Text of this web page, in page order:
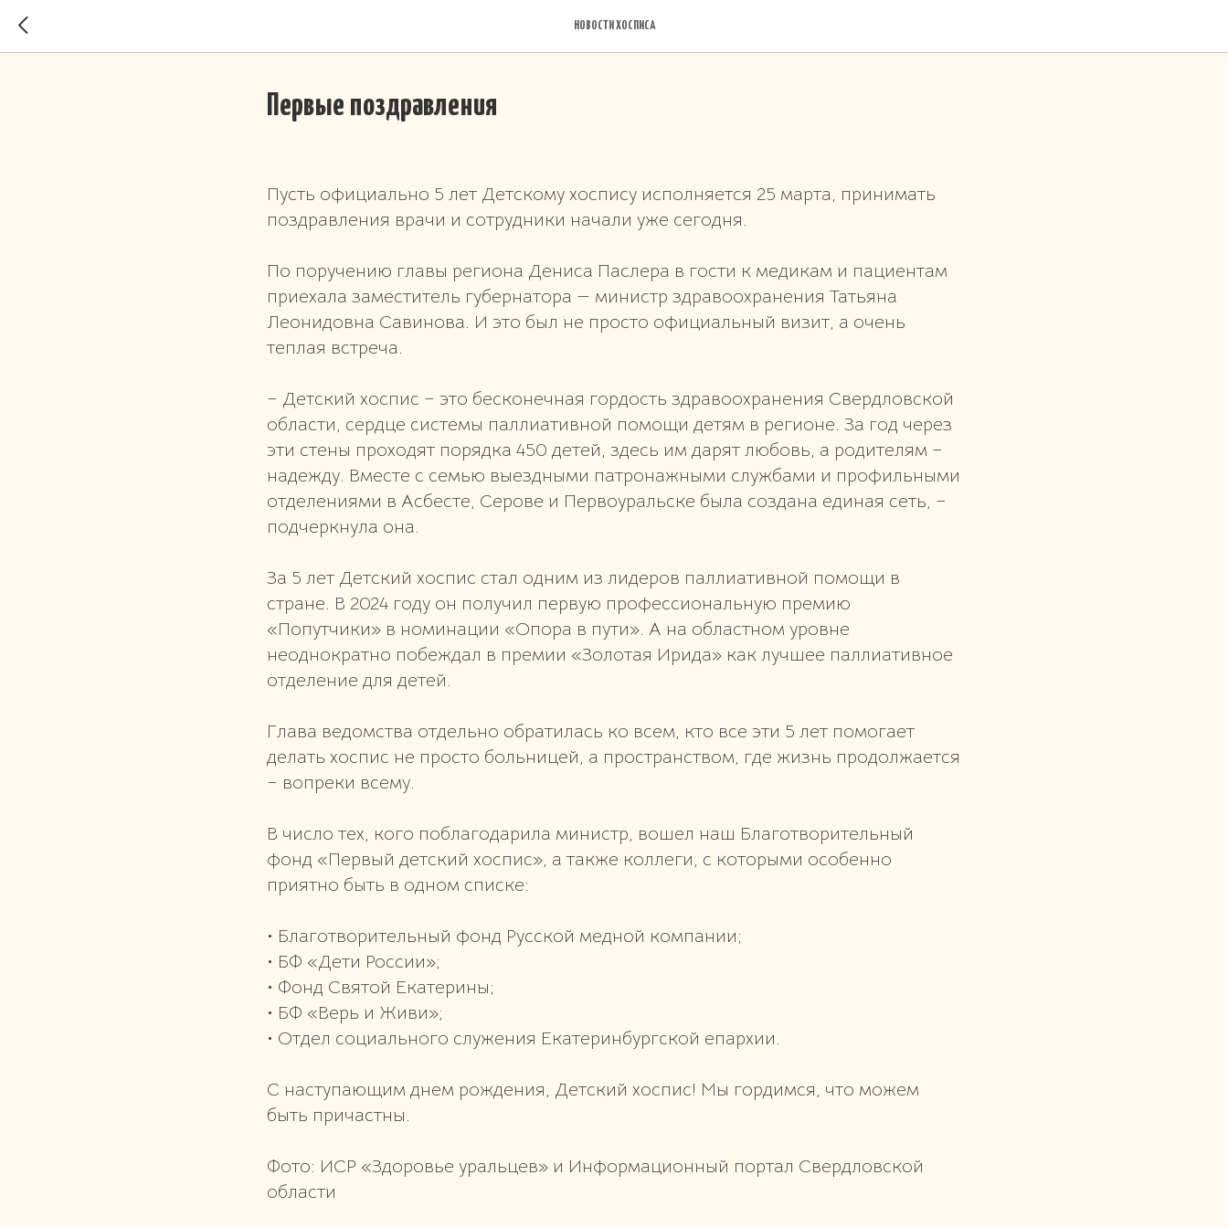
НОВОСТИ ХОСПИСА
Первые поздравления
Пусть официально 5 лет Детскому хоспису исполняется 25 марта, принимать
поздравления врачи и сотрудники начали уже сегодня.
По поручению главы региона Дениса Паслера в гости к медикам и пациентам
приехала заместитель губернатора — министр здравоохранения Татьяна
Леонидовна Савинова. И это был не просто официальный визит, а очень
теплая встреча.
– Детский хоспис – это бесконечная гордость здравоохранения Свердловской
области, сердце системы паллиативной помощи детям в регионе. За год через
эти стены проходят порядка 450 детей, здесь им дарят любовь, а родителям –
надежду. Вместе с семью выездными патронажными службами и профильными
отделениями в Асбесте, Серове и Первоуральске была создана единая сеть, –
подчеркнула она.
За 5 лет Детский хоспис стал одним из лидеров паллиативной помощи в
стране. В 2024 году он получил первую профессиональную премию
«Попутчики» в номинации «Опора в пути». А на областном уровне
неоднократно побеждал в премии «Золотая Ирида» как лучшее паллиативное
отделение для детей.
Глава ведомства отдельно обратилась ко всем, кто все эти 5 лет помогает
делать хоспис не просто больницей, а пространством, где жизнь продолжается
– вопреки всему.
В число тех, кого поблагодарила министр, вошел наш Благотворительный
фонд «Первый детский хоспис», а также коллеги, с которыми особенно
приятно быть в одном списке:
• Благотворительный фонд Русской медной компании;
• БФ «Дети России»;
• Фонд Святой Екатерины;
• БФ «Верь и Живи»;
• Отдел социального служения Екатеринбургской епархии.
С наступающим днем рождения, Детский хоспис! Мы гордимся, что можем
быть причастны.
Фото: ИСР «Здоровье уральцев» и Информационный портал Свердловской
области